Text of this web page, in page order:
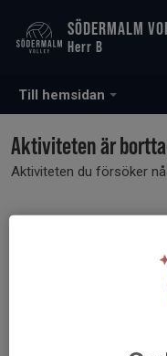
Till hemsidan
SÖDERMALM
Herr B
Aktiviteten är
Aktiviteten du försöker